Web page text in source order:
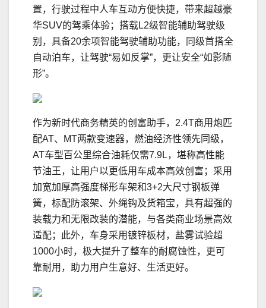
置，行驶过程中人车互动方便快捷，带来超越豪
华SUV的驾乘体验；搭载L2级智能辅助驾驶级
别，具备20余项智能驾驶辅助功能，同级首搭全
自动泊车，让驾驶“易如反掌”，更让安全“如影随
形”。
作为新时代商务精英的创富助手，2.4T商用炮匹
配AT、MT两款变速器，燃油经济性领先同级，
AT车型百公里综合油耗仅需7.9L，堪称高性能
节油王，让用户以更低用车成本高效创富；采用
加宽加厚高强度梯形车架和3+2大尺寸钢板弹
簧，标配防滚架、外绳钩及货箱宝，具有超强的
装载力和无限改装的潜能，与各类商业场景高效
适配；此外，车身采用镀锌板材，盐雾试验超
1000小时，极大提升了整车的耐腐蚀性，更可
靠耐用，助力用户生意好、生活更好。